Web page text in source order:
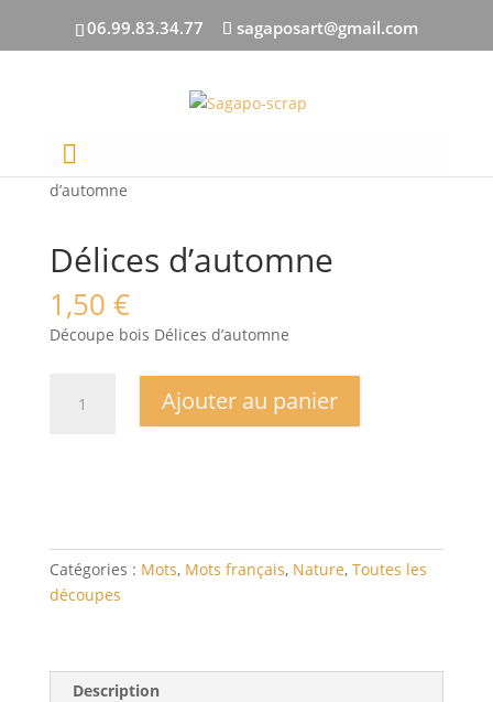
06.99.83.34.77 sagaposart@gmail.com
Accueil
d’automne
Délices d’automne
1,50 €
Découpe bois Délices d’automne
Ajouter au panier
Catégories : Mots, Mots français, Nature, Toutes les
découpes
Description